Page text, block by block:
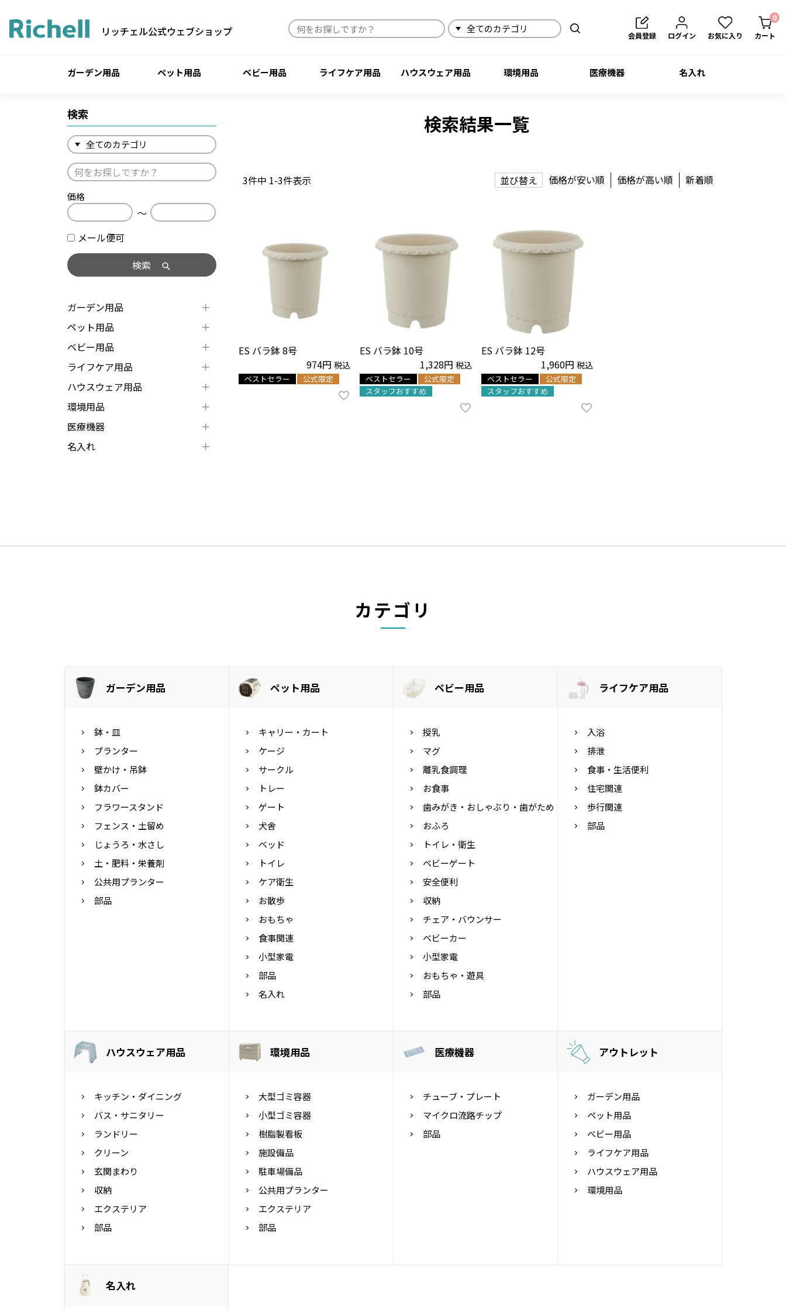
リッチェル公式ウェブショップ 検索 会員登録 ログイン お気に入り カート
0
ガーデン用品 ペット用品 ベビー用品 ライフケア用品 ハウスウェア用品 環境用品 医療機器 名入れ
検索
価格
〜
メール便可
検索
ガーデン用品
ペット用品
ベビー用品
ライフケア用品
ハウスウェア用品
環境用品
医療機器
名入れ
検索結果一覧
並び替え 価格が安い順 価格が高い順 新着順
3件中 1-3件表示
ES バラ鉢 8号
974
税込
ベストセラー 公式限定
ES バラ鉢 10号
1,328
税込
ベストセラー
公式限定
スタッフおすすめ
ES バラ鉢 12号
1,960
税込
ベストセラー
公式限定
スタッフおすすめ
カテゴリ
ガーデン用品
鉢・皿
プランター
壁かけ・吊鉢
鉢カバー
フラワースタンド
フェンス・土留め
じょうろ・水さし
土・肥料・栄養剤
公共用プランター
部品
ペット用品
キャリー・カート
ケージ
サークル
トレー
ゲート
犬舎
ベッド
トイレ
ケア衛生
お散歩
おもちゃ
食事関連
小型家電
部品
名入れ
ベビー用品
授乳
マグ
離乳食調理
お食事
歯みがき・おしゃぶり・歯がため
おふろ
トイレ・衛生
ベビーゲート
安全便利
収納
チェア・バウンサー
ベビーカー
小型家電
おもちゃ・遊具
部品
ライフケア用品
入浴
排泄
食事・生活便利
住宅関連
歩行関連
部品
ハウスウェア用品
キッチン・ダイニング
バス・サニタリー
ランドリー
クリーン
玄関まわり
収納
エクステリア
部品
環境用品
大型ゴミ容器
小型ゴミ容器
樹脂製看板
施設備品
駐車場備品
公共用プランター
エクステリア
部品
医療機器
チューブ・プレート
マイクロ流路チップ
部品
アウトレット
ガーデン用品
ペット用品
ベビー用品
ライフケア用品
ハウスウェア用品
環境用品
名入れ